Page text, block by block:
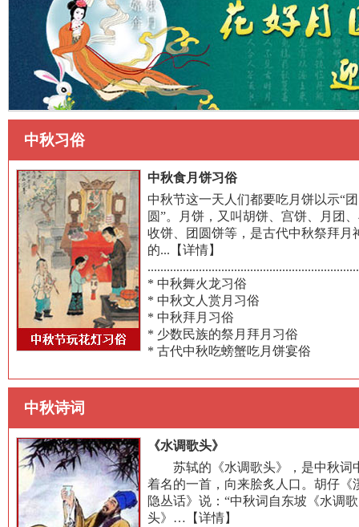
中秋习俗
中秋食月饼习俗
中秋节这一天人们都要吃月饼以示“团
圆”。月饼，又叫胡饼、宫饼、月团
收饼、团圆饼等，是古代中秋祭拜月
的... 【详情】
..................................................................
* 中秋舞火龙习俗
* 中秋文人赏月习俗
* 中秋拜月习俗
* 少数民族的祭月拜月习俗
* 古代中秋吃螃蟹吃月饼宴俗
中秋诗词
《水调歌头》
苏轼的《水调歌头》，是中秋词
着名的一首，向来脍炙人口。胡仔《
隐丛话》说：“中秋词自东坡《水调歌
头》… 【详情】